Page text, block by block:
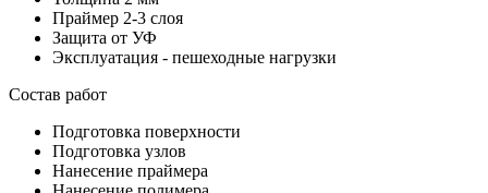
Праймер 2-3 слоя
Защита от УФ
Эксплуатация - пешеходные нагрузки
Состав работ
Подготовка поверхности
Подготовка узлов
Нанесение праймера